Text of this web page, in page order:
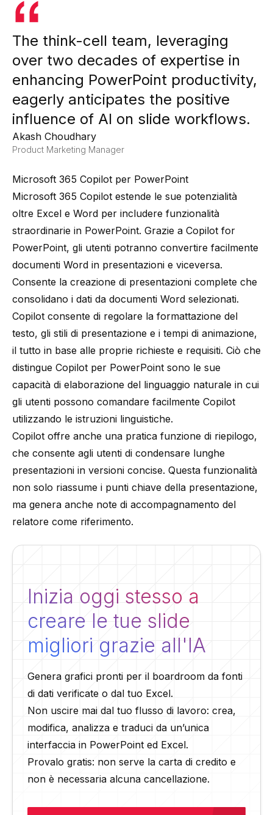
The think-cell team, leveraging
over two decades of expertise in
enhancing PowerPoint productivity,
eagerly anticipates the positive
influence of AI on slide workflows.
Akash Choudhary
Product Marketing Manager
Microsoft 365 Copilot per PowerPoint
Microsoft 365 Copilot estende le sue potenzialità
oltre Excel e Word per includere funzionalità
straordinarie in PowerPoint. Grazie a Copilot for
PowerPoint, gli utenti potranno convertire facilmente
documenti Word in presentazioni e viceversa.
Consente la creazione di presentazioni complete che
consolidano i dati da documenti Word selezionati.
Copilot consente di regolare la formattazione del
testo, gli stili di presentazione e i tempi di animazione,
il tutto in base alle proprie richieste e requisiti. Ciò che
distingue Copilot per PowerPoint sono le sue
capacità di elaborazione del linguaggio naturale in cui
gli utenti possono comandare facilmente Copilot
utilizzando le istruzioni linguistiche.
Copilot offre anche una pratica funzione di riepilogo,
che consente agli utenti di condensare lunghe
presentazioni in versioni concise. Questa funzionalità
non solo riassume i punti chiave della presentazione,
ma genera anche note di accompagnamento del
relatore come riferimento.
Inizia oggi stesso a
creare le tue slide
migliori grazie all'IA
Genera grafici pronti per il boardroom da fonti
di dati verificate o dal tuo Excel.
Non uscire mai dal tuo flusso di lavoro: crea,
modifica, analizza e traduci da un’unica
interfaccia in PowerPoint ed Excel.
Provalo gratis: non serve la carta di credito e
non è necessaria alcuna cancellazione.